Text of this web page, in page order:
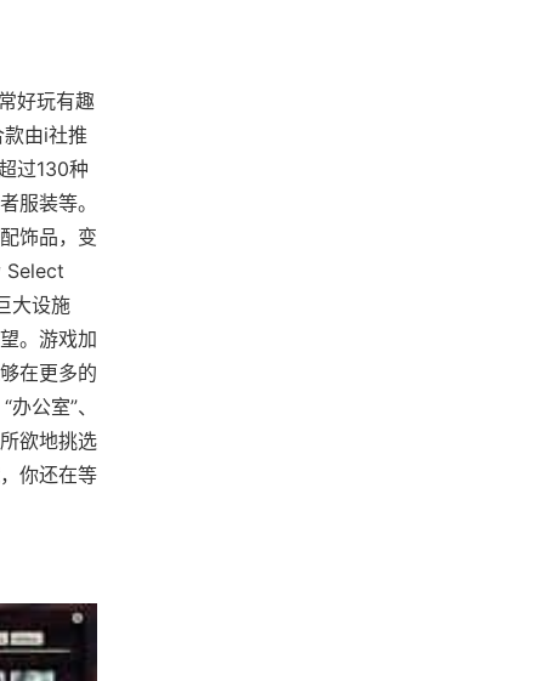
好玩有趣
由i社推
过130种
服装等。
饰品，变
Select
大设施
。游戏加
在更多的
公室”、
欲地挑选
你还在等